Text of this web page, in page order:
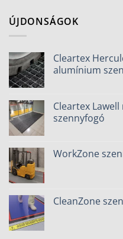
ÚJDONSÁGOK
Cleartex
alumínium
Cleartex
szennyfogó
WorkZone
CleanZone